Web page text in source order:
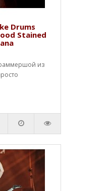
Drums
Stained
из